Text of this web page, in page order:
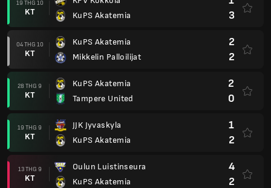
19 THG 10
KT
KuPS Akatemia
3
04 THG 10
KT
KuPS Akatemia
Mikkelin Palloilijat
2
2
28 THG 9
KT
KuPS Akatemia
Tampere United
2
0
19 THG 9
KT
JJK Jyvaskyla
KuPS Akatemia
1
2
13 THG 9
KT
Oulun Luistinseura
KuPS Akatemia
4
2